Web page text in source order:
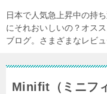
日本で人気急上昇中の持
にそれおいしいの？オス
ブログ。さまざまなレビ
Minifit（ミニフ